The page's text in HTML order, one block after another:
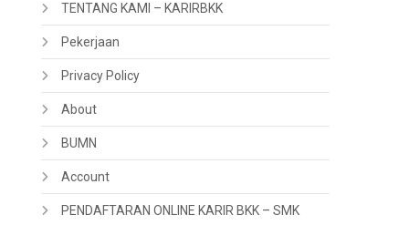
TENTANG KAMI – KARIRBKK
Pekerjaan
Privacy Policy
About
BUMN
Account
PENDAFTARAN ONLINE KARIR BKK – SMK